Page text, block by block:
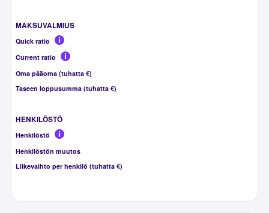
MAKSUVALMIUS
Quick ratio
Current ratio
Oma pääoma (tuhatta €)
Taseen loppusumma (tuhatta €)
HENKILÖSTÖ
Henkilöstö
Henkilöstön muutos
Liikevaihto per henkilö (tuhatta €)